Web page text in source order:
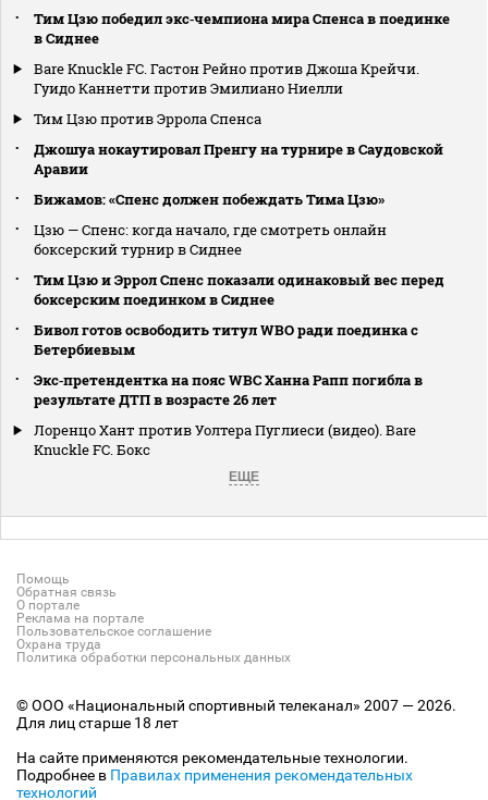
Тим Цзю победил экс‑чемпиона мира Спенса в поединке
в Сиднее
Bare Knuckle FC. Гастон Рейно против Джоша Крейчи.
Гуидо Каннетти против Эмилиано Ниелли
Тим Цзю против Эррола Спенса
Джошуа нокаутировал Пренгу на турнире в Саудовской
Аравии
Бижамов: «Спенс должен побеждать Тима Цзю»
Цзю — Спенс: когда начало, где смотреть онлайн
боксерский турнир в Сиднее
Тим Цзю и Эррол Спенс показали одинаковый вес перед
боксерским поединком в Сиднее
Бивол готов освободить титул WBO ради поединка с
Бетербиевым
Экс‑претендентка на пояс WBC Ханна Рапп погибла в
результате ДТП в возрасте 26 лет
Лоренцо Хант против Уолтера Пуглиеси (видео). Bare
Knuckle FC. Бокс
ЕЩЕ
Помощь
Обратная связь
О портале
Реклама на портале
Пользовательское соглашение
Охрана труда
Политика обработки персональных данных
© ООО «Национальный спортивный телеканал» 2007 — 2026.
Для лиц старше 18 лет
На сайте применяются рекомендательные технологии.
Подробнее в Правилах применения рекомендательных
технологий